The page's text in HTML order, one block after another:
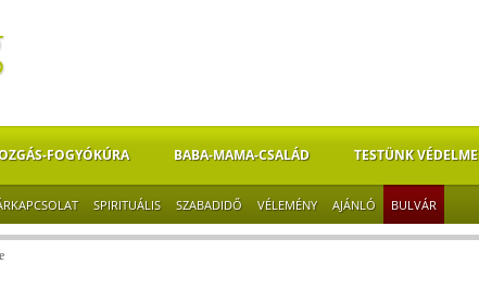
FOGYÓKÚRA BABA-MAMA-CSALÁD TESTÜNK VÉDELME
SPIRITUÁLIS SZABADIDŐ VÉLEMÉNY AJÁNLÓ BULVÁR